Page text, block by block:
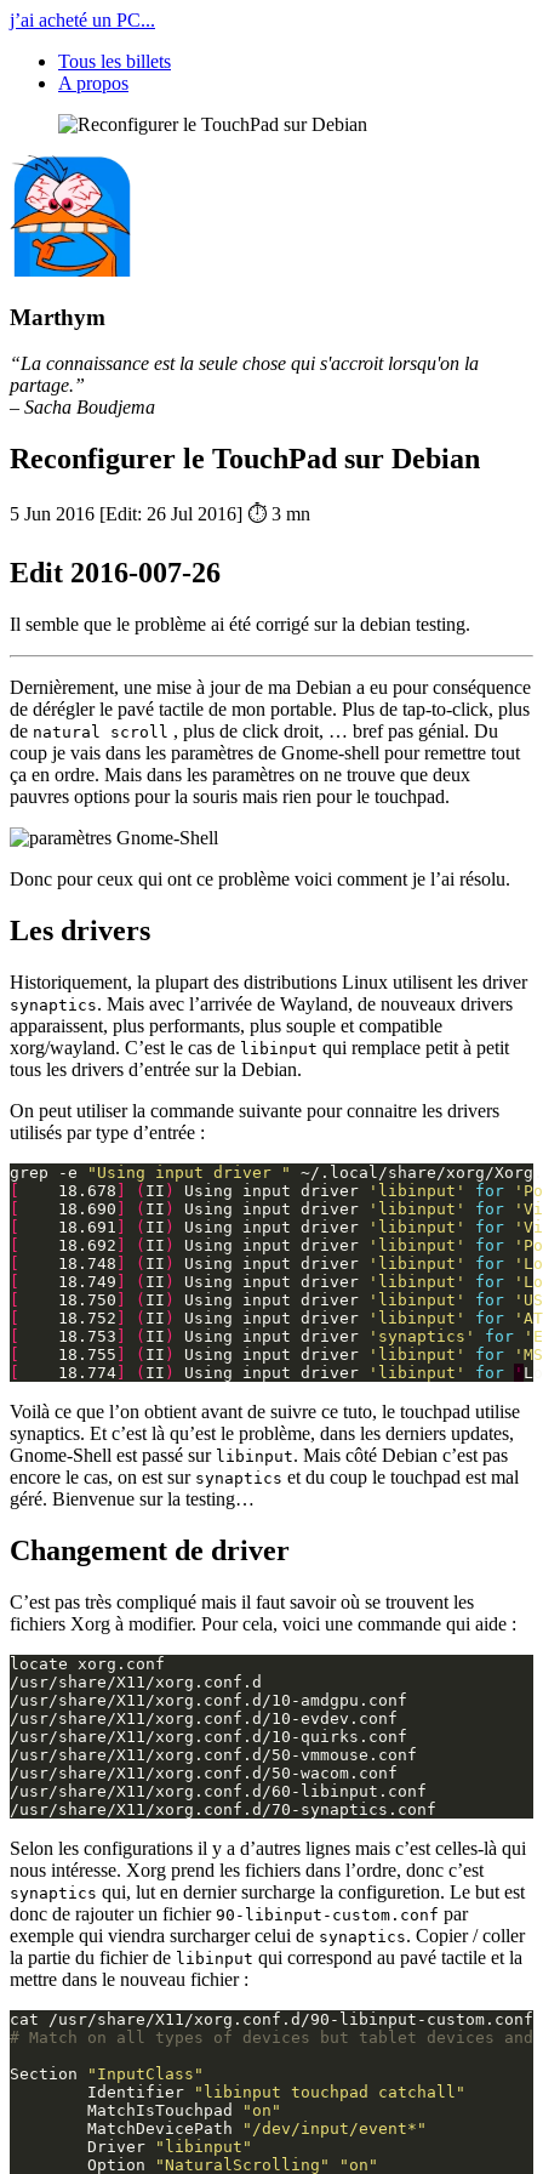
j’ai acheté un PC...
Tous les billets
A propos
Marthym
“La connaissance est la seule chose qui s'accroit lorsqu'on la
partage.”
– Sacha Boudjema
Reconfigurer le TouchPad sur Debian
5 Jun 2016 [Edit: 26 Jul 2016] ⏱ 3 mn
Edit 2016-007-26
Il semble que le problème ai été corrigé sur la debian testing.
Dernièrement, une mise à jour de ma Debian a eu pour conséquence
de dérégler le pavé tactile de mon portable. Plus de tap-to-click, plus
de natural scroll , plus de click droit, … bref pas génial. Du
coup je vais dans les paramètres de Gnome-shell pour remettre tout
ça en ordre. Mais dans les paramètres on ne trouve que deux
pauvres options pour la souris mais rien pour le touchpad.
Donc pour ceux qui ont ce problème voici comment je l’ai résolu.
Les drivers
Historiquement, la plupart des distributions Linux utilisent les driver
synaptics. Mais avec l’arrivée de Wayland, de nouveaux drivers
apparaissent, plus performants, plus souple et compatible
xorg/wayland. C’est le cas de libinput qui remplace petit à petit
tous les drivers d’entrée sur la Debian.
On peut utiliser la commande suivante pour connaitre les drivers
utilisés par type d’entrée :
grep -e
"Using input driver "
    18.678
( II ) Using input driver 'libinput' for
    18.690
( II ) Using input driver 'libinput' for
    18.691
( II ) Using input driver 'libinput' for
    18.692
( II ) Using input driver 'libinput' for
    18.748
( II ) Using input driver 'libinput' for
    18.749
( II ) Using input driver 'libinput' for
    18.750
( II ) Using input driver 'libinput' for
    18.752
( II ) Using input driver 'libinput' for
    18.753
( II ) Using input driver 'synaptics' for
    18.755
( II ) Using input driver 'libinput' for
    18.774
( II ) Using input driver 'libinput' for '
Voilà ce que l’on obtient avant de suivre ce tuto, le touchpad utilise
synaptics. Et c’est là qu’est le problème, dans les derniers updates,
Gnome-Shell est passé sur libinput. Mais côté Debian c’est pas
encore le cas, on est sur synaptics et du coup le touchpad est mal
géré. Bienvenue sur la testing…
Changement de driver
C’est pas très compliqué mais il faut savoir où se trouvent les
fichiers Xorg à modifier. Pour cela, voici une commande qui aide :
Selon les configurations il y a d’autres lignes mais c’est celles-là qui
nous intéresse. Xorg prend les fichiers dans l’ordre, donc c’est
synaptics qui, lut en dernier surcharge la configuretion. Le but est
donc de rajouter un fichier 90-libinput-custom.conf par
exemple qui viendra surcharger celui de synaptics. Copier / coller
la partie du fichier de libinput qui correspond au pavé tactile et la
mettre dans le nouveau fichier :
# Match on all types of devices but tablet devices
Section
"InputClass"
        Identifier
"libinput touchpad catchall"
        MatchIsTouchpad
"on"
        MatchDevicePath
"/dev/input/event*"
        Driver
"libinput"
        Option
"NaturalScrolling"
"on"